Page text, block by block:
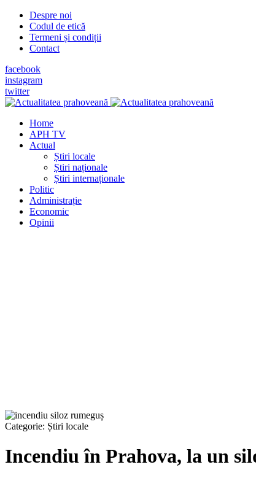
Despre noi
Codul de etică
Termeni și condiții
Contact
facebook
instagram
twitter
Home
APH TV
Actual
Știri locale
Știri naționale
Știri internaționale
Politic
Administrație
Economic
Opinii
Categorie: Știri locale
Incendiu în Prahova, la un